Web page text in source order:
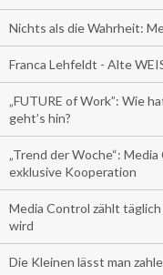
Nichts als die Wahrheit:
Franca Lehfeldt - Alte
„FUTURE of Work”: Wie
geht’s hin?
„Trend der Woche“:
exklusive Kooperation
Media Control zählt
wird
Die Kleinen lässt man